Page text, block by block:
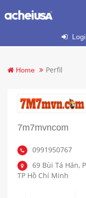
Home Perfil
7m7mvncom
0991950767
69 Bùi Tá Hán,
TP Hồ Chí Minh